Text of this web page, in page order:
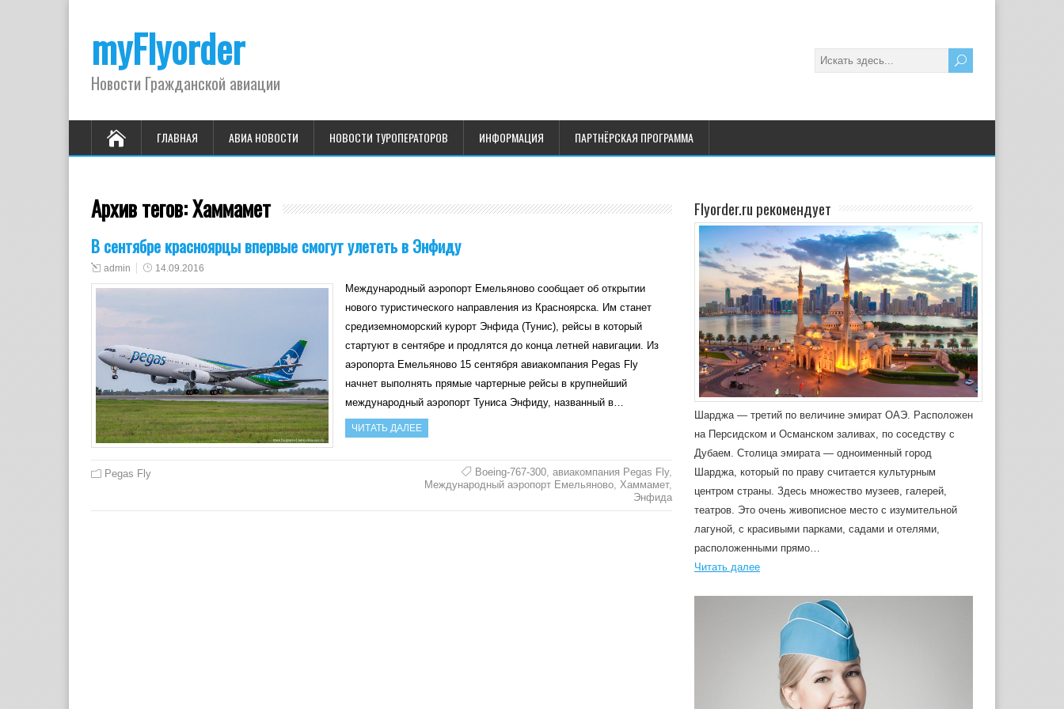
myFlyorder
Новости Гражданской авиации
ГЛАВНАЯ АВИА НОВОСТИ НОВОСТИ ТУРОПЕРАТОРОВ ИНФОРМАЦИЯ ПАРТНЁРСКАЯ ПРОГРАММА
Архив тегов:Хаммамет
В сентябре красноярцы впервые смогут улететь в Энфиду
admin 14.09.2016
Международный аэропорт Емельяново сообщает об открытии
нового туристического направления из Красноярска. Им станет
средиземноморский курорт Энфида (Тунис), рейсы в который
стартуют в сентябре и продлятся до конца летней навигации. Из
аэропорта Емельяново 15 сентября авиакомпания Pegas Fly
начнет выполнять прямые чартерные рейсы в крупнейший
международный аэропорт Туниса Энфиду, названный в…
ЧИТАТЬ ДАЛЕЕ
Pegas Fly Boeing-767-300, авиакомпания Pegas Fly,
Международный аэропорт Емельяново, Хаммамет,
Энфида
Flyorder.ru рекомендует
Шарджа — третий по величине эмират ОАЭ. Расположен
на Персидском и Османском заливах, по соседству с
Дубаем. Столица эмирата — одноименный город
Шарджа, который по праву считается культурным
центром страны. Здесь множество музеев, галерей,
театров. Это очень живописное место с изумительной
лагуной, с красивыми парками, садами и отелями,
расположенными прямо…
Читать далее